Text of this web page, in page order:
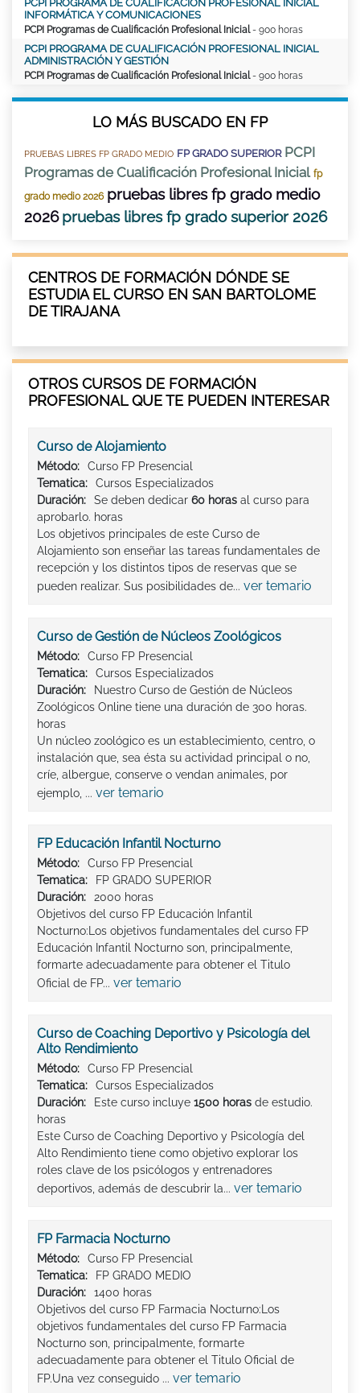
PCPI PROGRAMA DE CUALIFICACIÓN PROFESIONAL INICIAL
INFORMÁTICA Y COMUNICACIONES
PCPI Programas de Cualificación Profesional Inicial- 900 horas
PCPI PROGRAMA DE CUALIFICACIÓN PROFESIONAL INICIAL
ADMINISTRACIÓN Y GESTIÓN
PCPI Programas de Cualificación Profesional Inicial- 900 horas
LO MÁS BUSCADO EN FP
PRUEBAS LIBRES FP GRADO MEDIO FP GRADO SUPERIOR PCPI
Programas de Cualificación Profesional Inicial fp
grado medio 2026 pruebas libres fp grado medio
2026 pruebas libres fp grado superior 2026
CENTROS DE FORMACIÓN DÓNDE SE
ESTUDIA EL CURSO EN SAN BARTOLOME
DE TIRAJANA
OTROS CURSOS DE FORMACIÓN
PROFESIONAL QUE TE PUEDEN INTERESAR
Curso de Alojamiento
Método:
Curso FP Presencial
Tematica:
Cursos Especializados
Duración:
Se deben dedicar 60 horas al curso para
aprobarlo. horas
Los objetivos principales de este Curso de
Alojamiento son enseñar las tareas fundamentales de
recepción y los distintos tipos de reservas que se
pueden realizar. Sus posibilidades de... ver temario
Curso de Gestión de Núcleos Zoológicos
Método:
Curso FP Presencial
Tematica:
Cursos Especializados
Duración:
Nuestro Curso de Gestión de Núcleos
Zoológicos Online tiene una duración de 300 horas.
horas
Un núcleo zoológico es un establecimiento, centro, o
instalación que, sea ésta su actividad principal o no,
críe, albergue, conserve o vendan animales, por
ejemplo, ... ver temario
FP Educación Infantil Nocturno
Método:
Curso FP Presencial
Tematica:
FP GRADO SUPERIOR
Duración:
2000 horas
Objetivos del curso FP Educación Infantil
Nocturno:Los objetivos fundamentales del curso FP
Educación Infantil Nocturno son, principalmente,
formarte adecuadamente para obtener el Titulo
Oficial de FP... ver temario
Curso de Coaching Deportivo y Psicología del
Alto Rendimiento
Método:
Curso FP Presencial
Tematica:
Cursos Especializados
Duración:
Este curso incluye 1500 horas de estudio.
horas
Este Curso de Coaching Deportivo y Psicología del
Alto Rendimiento tiene como objetivo explorar los
roles clave de los psicólogos y entrenadores
deportivos, además de descubrir la... ver temario
FP Farmacia Nocturno
Método:
Curso FP Presencial
Tematica:
FP GRADO MEDIO
Duración:
1400 horas
Objetivos del curso FP Farmacia Nocturno:Los
objetivos fundamentales del curso FP Farmacia
Nocturno son, principalmente, formarte
adecuadamente para obtener el Titulo Oficial de
FP.Una vez conseguido ... ver temario